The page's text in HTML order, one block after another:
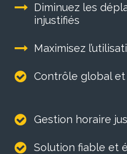
Diminuez les
injustifiés
Maximisez
Contrôle global
Gestion horaire
Solution fiable et